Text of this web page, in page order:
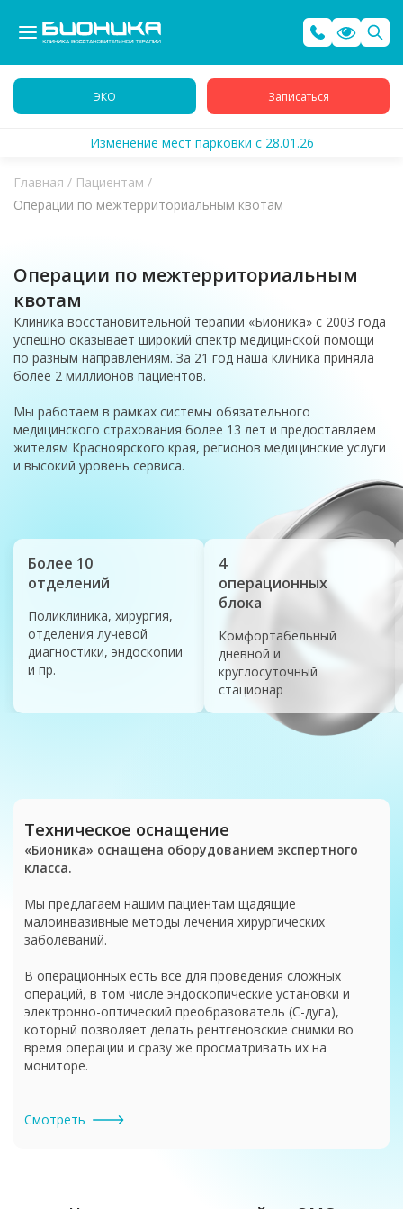
ЭКО Записаться
Изменение мест парковки с 28.01.26
Главная / Пациентам /
Операции по межтерриториальным квотам
Операции по межтерриториальным
квотам
Клиника восстановительной терапии «Бионика» с 2003 года
успешно оказывает широкий спектр медицинской помощи
по разным направлениям. За 21 год наша клиника приняла
более 2 миллионов пациентов.
Мы работаем в рамках системы обязательного
медицинского страхования более 13 лет и предоставляем
жителям Красноярского края, регионов медицинские услуги
и высокий уровень сервиса.
Более 10
отделений
Поликлиника, хирургия,
отделения лучевой
диагностики, эндоскопии
и пр.
4
операционных
блока
Комфортабельный
дневной и
круглосуточный
стационар
Техническое оснащение
«Бионика» оснащена оборудованием экспертного
класса.
Мы предлагаем нашим пациентам щадящие
малоинвазивные методы лечения хирургических
заболеваний.
В операционных есть все для проведения сложных
операций, в том числе эндоскопические установки и
электронно-оптический преобразователь (C-дуга),
который позволяет делать рентгеновские снимки во
время операции и сразу же просматривать их на
мониторе.
Смотреть